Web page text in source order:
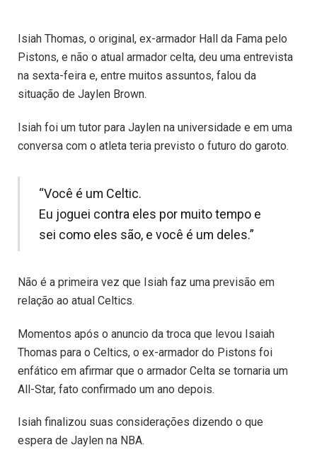
Isiah Thomas, o original, ex-armador Hall da Fama pelo
Pistons, e não o atual armador celta, deu uma entrevista
na sexta-feira e, entre muitos assuntos, falou da
situação de Jaylen Brown.
Isiah foi um tutor para Jaylen na universidade e em uma
conversa com o atleta teria previsto o futuro do garoto.
“Você é um Celtic.
Eu joguei contra eles por muito tempo e
sei como eles são, e você é um deles.”
Não é a primeira vez que Isiah faz uma previsão em
relação ao atual Celtics.
Momentos após o anuncio da troca que levou Isaiah
Thomas para o Celtics, o ex-armador do Pistons foi
enfático em afirmar que o armador Celta se tornaria um
All-Star, fato confirmado um ano depois.
Isiah finalizou suas considerações dizendo o que
espera de Jaylen na NBA.